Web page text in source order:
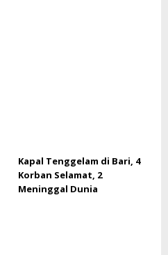
Kapal Tenggelam di Bari, 4
Korban Selamat, 2
Meninggal Dunia